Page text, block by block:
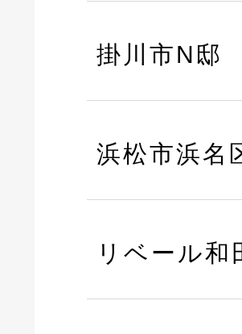
掛川市N邸
浜松市浜名
リベール和